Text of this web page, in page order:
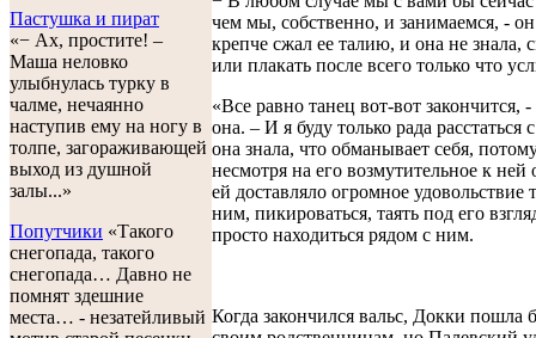
Пастушка и пират
«− Ах, простите! –
Маша неловко
улыбнулась турку в
чалме, нечаянно
наступив ему на ногу в
толпе, загораживающей
выход из душной
залы...»
Попутчики «Такого
снегопада, такого
снегопада… Давно не
помнят здешние
места… - незатейливый
чем мы, собственно, и занимаемся, - он
крепче сжал ее талию, и она не знала,
или плакать после всего только что
«Все равно танец вот-вот закончится,
она. – И я буду только рада
она знала, что обманывает себя,
несмотря на его возмутительное к
ей доставляло огромное удовольствие
ним, пикироваться, таять под его
просто находиться рядом с ним.
Когда закончился вальс, Докки пошла